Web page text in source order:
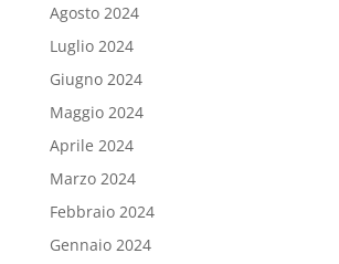
Agosto 2024
Luglio 2024
Giugno 2024
Maggio 2024
Aprile 2024
Marzo 2024
Febbraio 2024
Gennaio 2024